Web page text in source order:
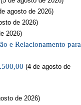
agosto de 2026)
de 2026)
2026)
e Relacionamento para
(4 de agosto de
de 2026)